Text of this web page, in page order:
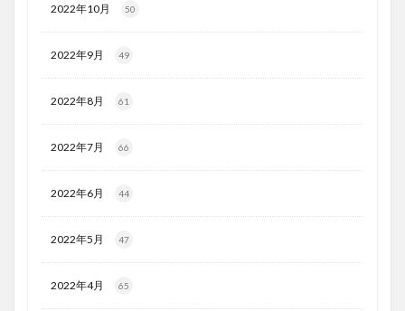
2022年10月 50
2022年9月 49
2022年8月 61
2022年7月 66
2022年6月 44
2022年5月 47
2022年4月 65